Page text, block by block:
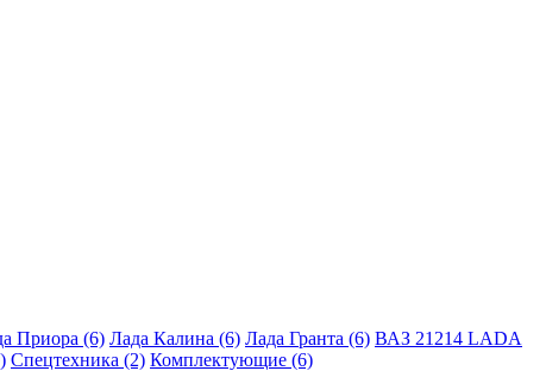
Приора (6) Лада Калина (6) Лада Гранта (6) ВАЗ 21214 LADA
Спецтехника (2) Комплектующие (6)